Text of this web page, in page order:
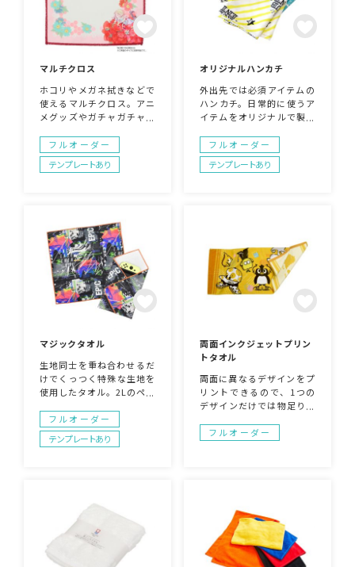
マルチクロス
ホコリやメガネ拭きなどで
使えるマルチクロス。アニ
メグッズやガチャガチャの
す。メガネ拭き・ディスプ
レイ拭きとしてとても役立
つ商品です。
フルオーダー
テンプレートあり
オリジナルハンカチ
外出先では必須アイテムの
ハンカチ。日常的に使うア
イテムをオリジナルで製作
なのでお好きなデザインで
自由に製作可能。販促グッ
ズやイベントグッズとして
フルオーダー
テンプレートあり
マジックタオル
生地同士を重ね合わせるだ
けでくっつく特殊な生地を
使用したタオル。2Lのペッ
える程の摩擦力を備えてお
り、ワインボトル、ノート
パソコン、雑貨などを守る
まとめる事が出来ます。 ​フ
ルカラー印刷対応でサイズ
も自由に変更できオリジナ
ル性の高い商品です。ノベ
フルオーダー
テンプレートあり
両面インクジェットプリン
トタオル
両面に異なるデザインをプ
リントできるので、1つの
デザインだけでは物足りな
クジェットプリントのため
色味の指定、細かな柄まで
フルオーダー